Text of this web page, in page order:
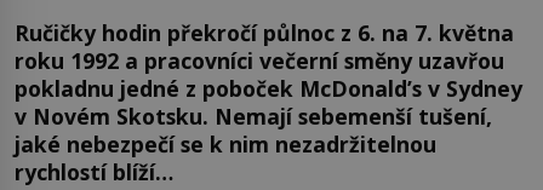
Ručičky hodin překročí půlnoc z 6. na 7. května
roku 1992 a pracovníci večerní směny uzavřou
pokladnu jedné z poboček McDonald’s v Sydney
v Novém Skotsku. Nemají sebemenší tušení,
jaké nebezpečí se k nim nezadržitelnou
rychlostí blíží…